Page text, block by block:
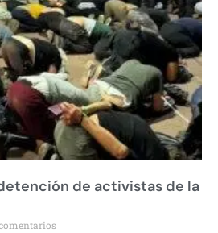
de activistas de la